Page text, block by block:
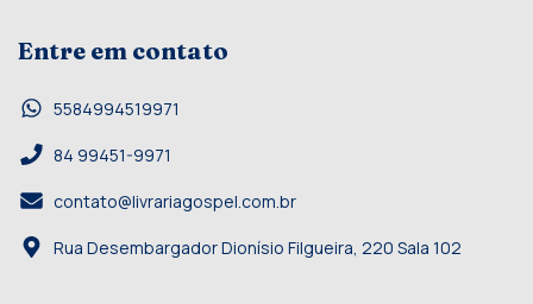
Entre em contato
5584994519971
84 99451-9971
contato@livrariagospel.com.br
Rua Desembargador Dionísio Filgueira, 220 Sala 102